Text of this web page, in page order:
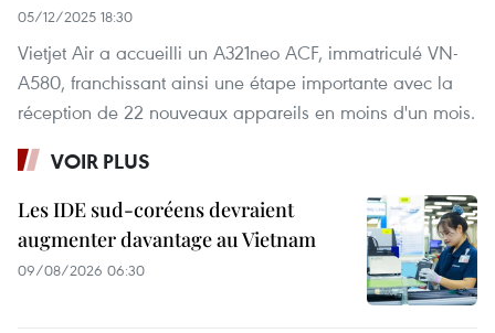
05/12/2025 18:30
Vietjet Air a accueilli un A321neo ACF, immatriculé VN-
A580, franchissant ainsi une étape importante avec la
réception de 22 nouveaux appareils en moins d'un mois.
VOIR PLUS
Les IDE sud-coréens devraient
augmenter davantage au Vietnam
09/08/2026 06:30